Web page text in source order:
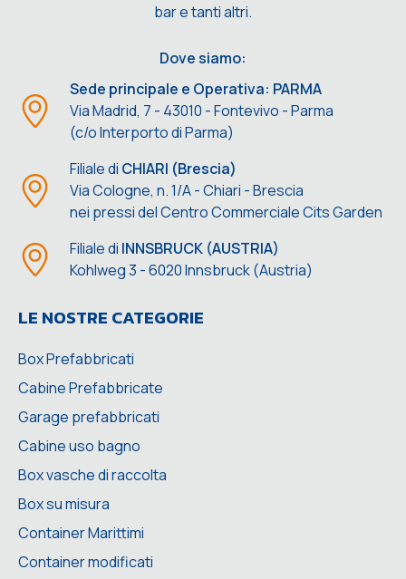
bar e tanti altri.
Dove siamo:
Sede principale e Operativa: PARMA
Via Madrid, 7 - 43010 - Fontevivo - Parma
(c/o Interporto di Parma)
Filiale di CHIARI (Brescia)
Via Cologne, n. 1/A - Chiari - Brescia
nei pressi del Centro Commerciale Cits Garden
Filiale di INNSBRUCK (AUSTRIA)
Kohlweg 3 - 6020 Innsbruck (Austria)
LE NOSTRE CATEGORIE
Box Prefabbricati
Cabine Prefabbricate
Garage prefabbricati
Cabine uso bagno
Box vasche di raccolta
Box su misura
Container Marittimi
Container modificati